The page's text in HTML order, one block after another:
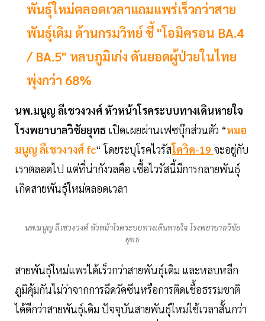
พันธุ์ใหม่ตลอดเวลาแถมแพร่เร็วกว่าสาย
พันธุ์เดิม ด้านกรมวิทย์ ชี้ "โอมิครอน BA.4
/ BA.5" หลบภูมิเก่ง ดันยอดผู้ป่วยในไทย
พุ่งกว่า 68%
นพ.มนูญ ลีเชวงวงศ์ หัวหน้าโรคระบบทางเดินหายใจ
โรงพยาบาลวิชัยยุทธ เปิดเผยผ่านเฟซบุ๊กส่วนตัว “หมอ
มนูญ ลีเชวงวงศ์ fc“ โดยระบุโรคไวรัสโควิด-19 จะอยู่กับ
เราตลอดไป แต่ที่น่ากังวลคือ เชื้อไวรัสนี้มีการกลายพันธุ์
เกิดสายพันธุ์ใหม่ตลอดเวลา
นพ.มนูญ ลีเชวงวงศ์ หัวหน้าโรคระบบทางเดินหายใจ โรงพยาบาลวิชัย
ยุทธ
สายพันธุ์ใหม่แพร่ได้เร็วกว่าสายพันธุ์เดิม และหลบหลีก
ภูมิคุ้มกันไม่ว่าจากการฉีดวัคซีนหรือการติดเชื้อธรรมชาติ
ได้ดีกว่าสายพันธุ์เดิม ปัจจุบันสายพันธุ์ใหม่ใช้เวลาสั้นกว่า